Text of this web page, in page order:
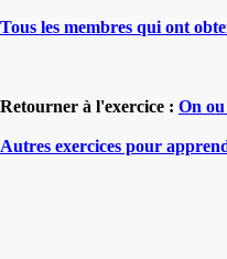
Tous les membres qui ont
Retourner à l'exercice : On
Autres exercices pour